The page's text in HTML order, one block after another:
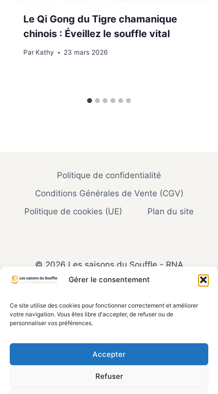
Gérer le consentement
Ce site utilise des cookies pour fonctionner correctement et améliorer
votre navigation. Vous êtes libre d'accepter, de refuser ou de
personnaliser vos préférences.
Accepter
Refuser
Le Qi Gong du Tigre chamanique
chinois : Éveillez le souffle vital
Par Kathy 23 mars 2026
Politique de confidentialité
Conditions Générales de Vente (CGV)
Politique de cookies (UE)
Plan du site
© 2026 Les saisons du Souffle - RNA
W353014930 - Siret : 853 636 231 00021
par Facebook, Google, YouTube ou LinkedIn. Les
opinions et contenus présents ici sont
aucun cas Meta Platforms Inc., Google LLC,
LinkedIn Corporation ou leurs filiales respectives.
Facebook, Google, YouTube et LinkedIn sont des